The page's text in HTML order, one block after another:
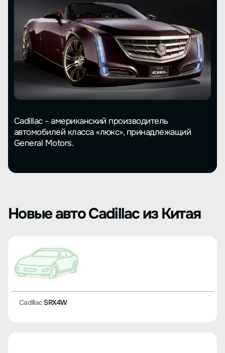
Cadillac - американский производитель
автомобилей класса «люкс», принадлежащий
General Motors.
Новые авто Cadillac из Китая
CadillacSRX4W